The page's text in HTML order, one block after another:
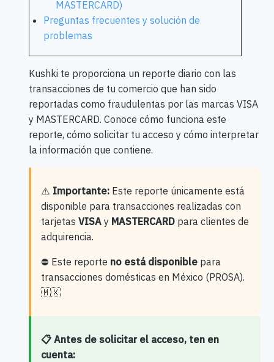
MASTERCARD)
Preguntas frecuentes y solución de
problemas
Kushki te proporciona un reporte diario con las
transacciones de tu comercio que han sido
reportadas como fraudulentas por las marcas VISA
y MASTERCARD. Conoce cómo funciona este
reporte, cómo solicitar tu acceso y cómo interpretar
la información que contiene.
⚠️ Importante:Este reporte únicamente está
disponible para transacciones realizadas con
tarjetas VISAy MASTERCARDpara clientes de
adquirencia.
⛔ Este reporte no está disponiblepara
transacciones domésticas en México (PROSA).
🇲🇽
📋 Antes de solicitar el acceso, ten en
cuenta: